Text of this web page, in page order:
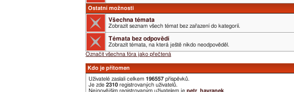
Ostatní možnosti
Všechna témata
Zobrazit seznam všech témat bez zařazení do kategorií.
Témata bez odpovědí
Zobrazit témata, na která ještě nikdo neodpověděl.
Označit všechna fóra jako přečtená
Kdo je přítomen
Uživatelé zaslali celkem 196557 příspěvků.
Je zde 2310 registrovaných uživatelů.
Nejnovějším registrovaným uživatelem je petr_havranek.